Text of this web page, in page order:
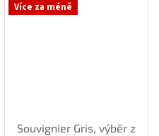
Více za méně
Souvignier Gris, výběr z